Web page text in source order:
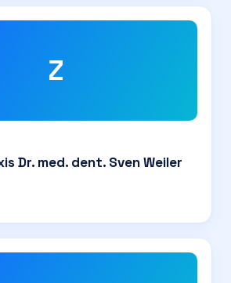
Z
Dr. med. dent. Sven Weiler